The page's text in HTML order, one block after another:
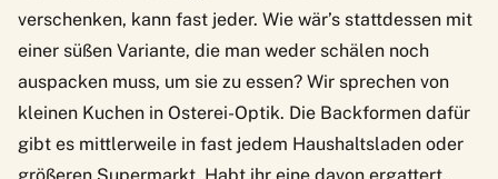
verschenken, kann fast jeder. Wie wär’s stattdessen mit
einer süßen Variante, die man weder schälen noch
auspacken muss, um sie zu essen? Wir sprechen von
kleinen Kuchen in Osterei-Optik. Die Backformen dafür
gibt es mittlerweile in fast jedem Haushaltsladen oder